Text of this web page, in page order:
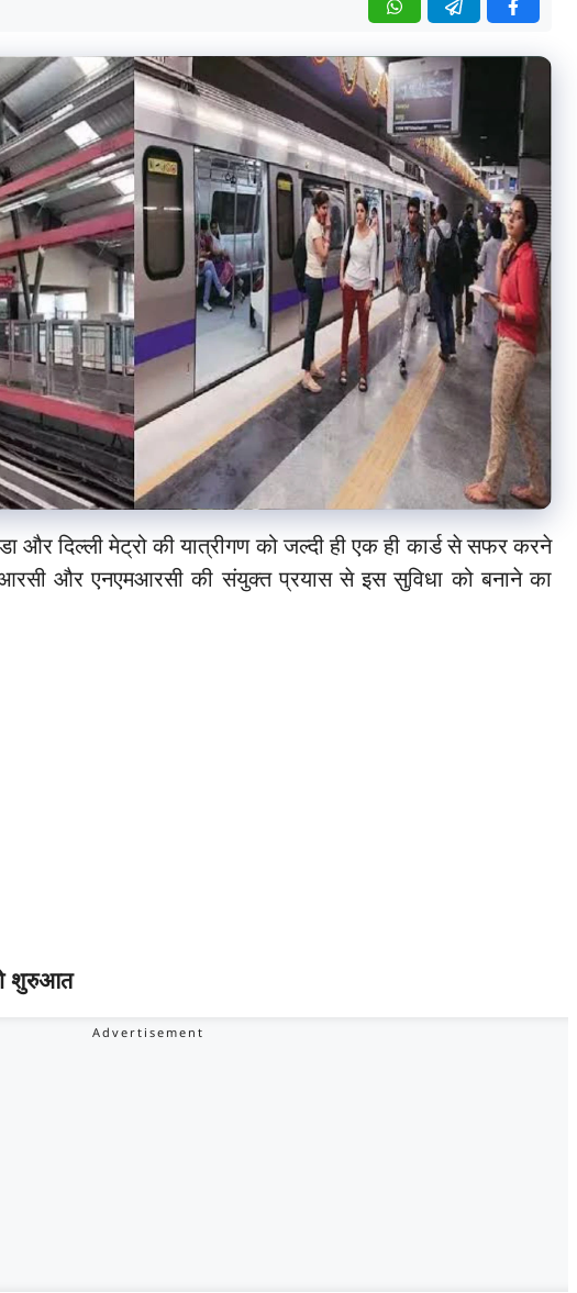
और दिल्ली मेट्रो की यात्रीगण को जल्दी ही एक ही कार्ड से सफर करने
और एनएमआरसी की संयुक्त प्रयास से इस सुविधा को बनाने का
शुरुआत